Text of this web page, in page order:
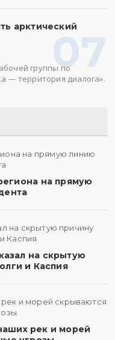
07
арктический
группы по
— территория диалога».
на прямую
на скрытую
и Каспия
рек и морей